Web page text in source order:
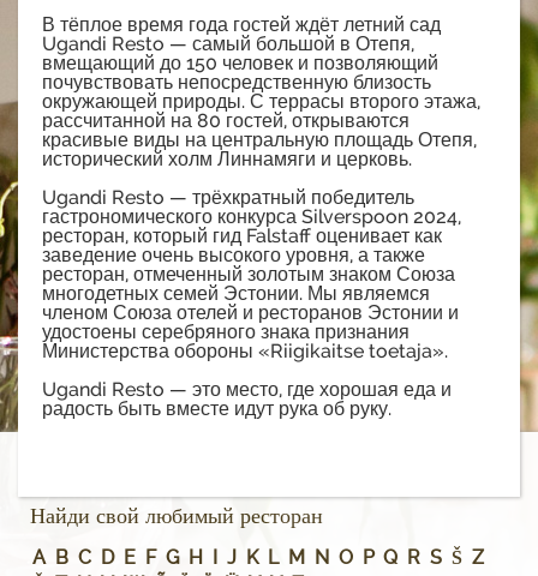
В тёплое время года гостей ждёт летний сад
Ugandi Resto — самый большой в Отепя,
вмещающий до 150 человек и позволяющий
почувствовать непосредственную близость
окружающей природы. С террасы второго этажа,
рассчитанной на 80 гостей, открываются
красивые виды на центральную площадь Отепя,
исторический холм Линнамяги и церковь.
Ugandi Resto — трёхкратный победитель
гастрономического конкурса Silverspoon 2024,
ресторан, который гид Falstaff оценивает как
заведение очень высокого уровня, а также
ресторан, отмеченный золотым знаком Союза
многодетных семей Эстонии. Мы являемся
членом Союза отелей и ресторанов Эстонии и
удостоены серебряного знака признания
Министерства обороны «Riigikaitse toetaja».
Ugandi Resto — это место, где хорошая еда и
радость быть вместе идут рука об руку.
Найди свой любимый ресторан
A B C D E F G H J K L M N O P Q R S Š Z